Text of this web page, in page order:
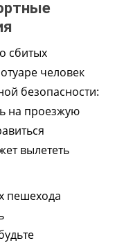
сбитых
человек
безопасности:
на проезжую
вылететь
пешехода